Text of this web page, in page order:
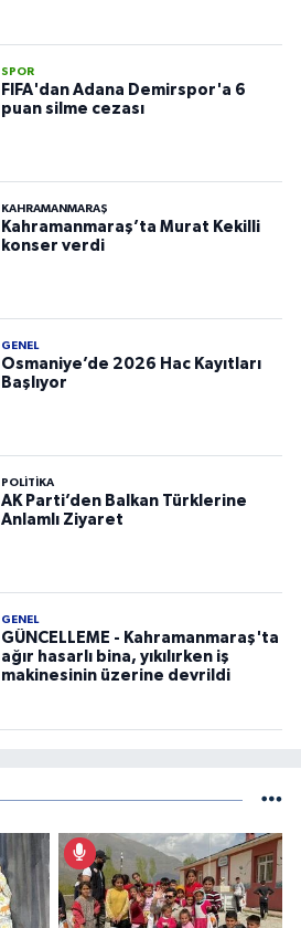
SPOR
FIFA'dan Adana Demirspor'a 6
puan silme cezası
KAHRAMANMARAŞ
Kahramanmaraş’ta Murat Kekilli
konser verdi
GENEL
Osmaniye’de 2026 Hac Kayıtları
Başlıyor
POLITIKA
AK Parti’den Balkan Türklerine
Anlamlı Ziyaret
GENEL
GÜNCELLEME - Kahramanmaraş'ta
ağır hasarlı bina, yıkılırken iş
makinesinin üzerine devrildi